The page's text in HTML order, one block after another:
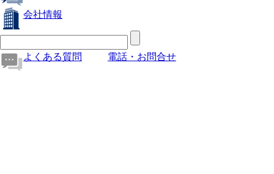
会社情報
よくある質問 電話・お問合せ